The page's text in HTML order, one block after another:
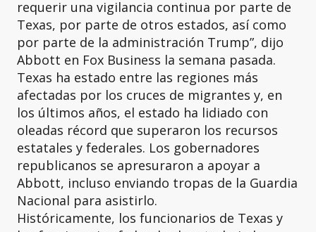
requerir una vigilancia continua por parte de
Texas, por parte de otros estados, así como
por parte de la administración Trump”, dijo
Abbott en Fox Business la semana pasada.
Texas ha estado entre las regiones más
afectadas por los cruces de migrantes y, en
los últimos años, el estado ha lidiado con
oleadas récord que superaron los recursos
estatales y federales. Los gobernadores
republicanos se apresuraron a apoyar a
Abbott, incluso enviando tropas de la Guardia
Nacional para asistirlo.
Históricamente, los funcionarios de Texas y